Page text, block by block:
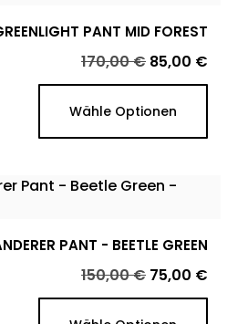
PANT MID FOREST
Verkaufspreis
170,00 € Preis
85,00 €
Wähle Optionen
PANT - BEETLE GREEN
Verkaufspreis
150,00 € Preis
75,00 €